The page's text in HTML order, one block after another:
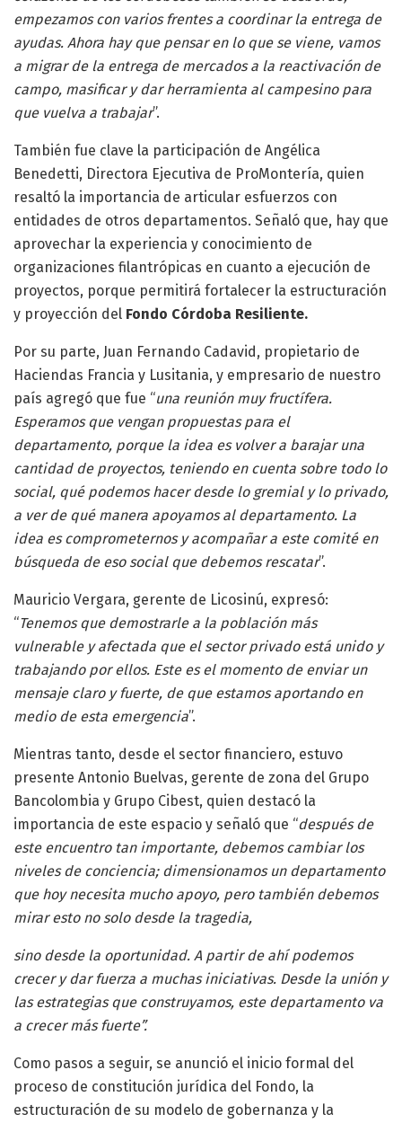
empezamos con varios frentes a coordinar la entrega de
ayudas. Ahora hay que pensar en lo que se viene, vamos
a migrar de la entrega de mercados a la reactivación de
campo, masificar y dar herramienta al campesino para
que vuelva a trabajar”.
También fue clave la participación de Angélica
Benedetti, Directora Ejecutiva de ProMontería, quien
resaltó la importancia de articular esfuerzos con
entidades de otros departamentos. Señaló que, hay que
aprovechar la experiencia y conocimiento de
organizaciones filantrópicas en cuanto a ejecución de
proyectos, porque permitirá fortalecer la estructuración
y proyección del Fondo Córdoba Resiliente.
Por su parte, Juan Fernando Cadavid, propietario de
Haciendas Francia y Lusitania, y empresario de nuestro
país agregó que fue “una reunión muy fructífera.
Esperamos que vengan propuestas para el
departamento, porque la idea es volver a barajar una
cantidad de proyectos, teniendo en cuenta sobre todo lo
social, qué podemos hacer desde lo gremial y lo privado,
a ver de qué manera apoyamos al departamento. La
idea es comprometernos y acompañar a este comité en
búsqueda de eso social que debemos rescatar”.
Mauricio Vergara, gerente de Licosinú, expresó:
“Tenemos que demostrarle a la población más
vulnerable y afectada que el sector privado está unido y
trabajando por ellos. Este es el momento de enviar un
mensaje claro y fuerte, de que estamos aportando en
medio de esta emergencia”.
Mientras tanto, desde el sector financiero, estuvo
presente Antonio Buelvas, gerente de zona del Grupo
Bancolombia y Grupo Cibest, quien destacó la
importancia de este espacio y señaló que “después de
este encuentro tan importante, debemos cambiar los
niveles de conciencia; dimensionamos un departamento
que hoy necesita mucho apoyo, pero también debemos
mirar esto no solo desde la tragedia,
sino desde la oportunidad. A partir de ahí podemos
crecer y dar fuerza a muchas iniciativas. Desde la unión y
las estrategias que construyamos, este departamento va
a crecer más fuerte”.
Como pasos a seguir, se anunció el inicio formal del
proceso de constitución jurídica del Fondo, la
estructuración de su modelo de gobernanza y la